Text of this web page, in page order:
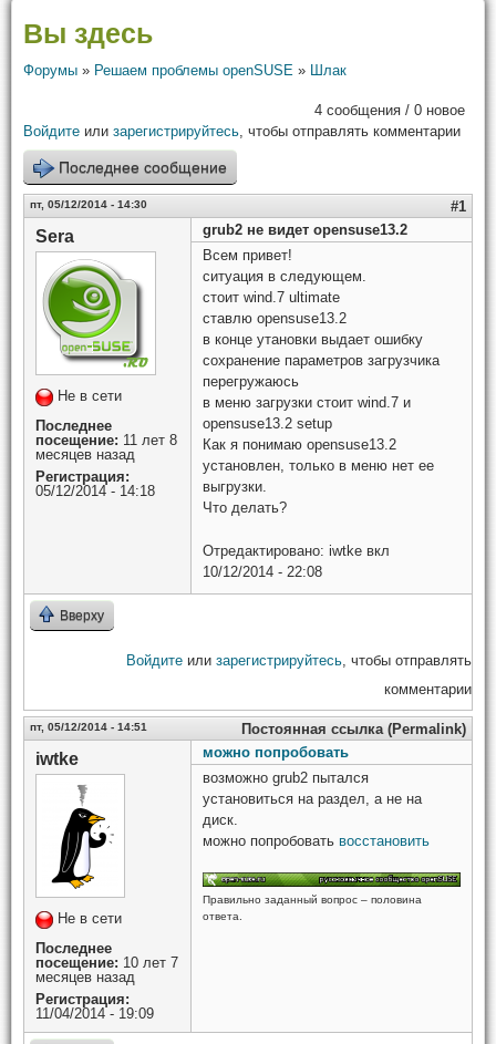
Вы здесь
Форумы » Решаем проблемы openSUSE » Шлак
4 сообщения / 0 новое
Войдите или зарегистрируйтесь, чтобы отправлять комментарии
Последнее сообщение
пт, 05/12/2014 - 14:30 #1
Sera
Не в сети
Последнее
посещение: 11 лет 8
месяцев назад
Регистрация:
05/12/2014 - 14:18
grub2 не видет opensuse13.2
Всем привет!
ситуация в следующем.
стоит wind.7 ultimate
ставлю opensuse13.2
в конце утановки выдает ошибку
сохранение параметров загрузчика
перегружаюсь
в меню загрузки стоит wind.7 и
opensuse13.2 setup
Как я понимаю opensuse13.2
установлен, только в меню нет ее
выгрузки.
Что делать?
Отредактировано: iwtke вкл
10/12/2014 - 22:08
Вверху
Войдите или зарегистрируйтесь , чтобы отправлять
комментарии
пт, 05/12/2014 - 14:51 Постоянная ссылка (Permalink)
iwtke
Не в сети
Последнее
посещение: 10 лет 7
месяцев назад
Регистрация:
11/04/2014 - 19:09
можно попробовать
возможно grub2 пытался
установиться на раздел, а не на
диск.
можно попробовать восстановить
Правильно заданный вопрос – половина
ответа.